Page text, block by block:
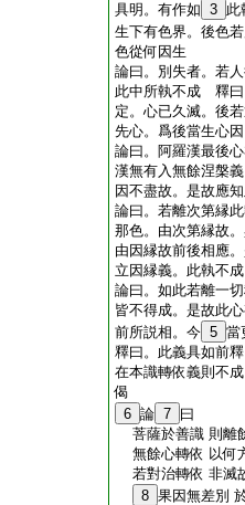
具明。有作如 3 此
生下有色界。後色
色從何因生
論曰。別失者。若
此中所執不成 釋曰
定。心已久滅。後
先心。爲後當生心
論曰。阿羅漢最後
漢無有入無餘涅槃
因不盡故。是故應
論曰。若離次第縁
那色。由次第縁故
由因縁故前後相應
立因縁義。此執不
論曰。如此若離一
皆不得成。是故此
前所説相。今 5 當
釋曰。此義具如前
在本識轉依義則不
偈
6 論 7 曰
菩薩於善識 則離
無餘心轉依 以何
若對治轉依 非滅
8 果因無差別